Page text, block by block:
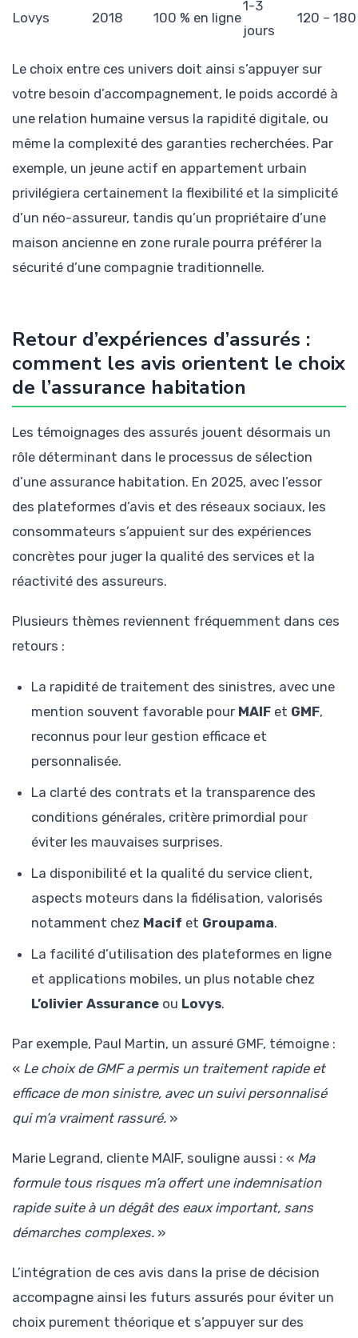
Lovys 2018 100 % en ligne
1-3
jours
120 – 180
Le choix entre ces univers doit ainsi s’appuyer sur
votre besoin d’accompagnement, le poids accordé à
une relation humaine versus la rapidité digitale, ou
même la complexité des garanties recherchées. Par
exemple, un jeune actif en appartement urbain
privilégiera certainement la flexibilité et la simplicité
d’un néo-assureur, tandis qu’un propriétaire d’une
maison ancienne en zone rurale pourra préférer la
sécurité d’une compagnie traditionnelle.
Retour d’expériences d’assurés :
comment les avis orientent le choix
de l’assurance habitation
Les témoignages des assurés jouent désormais un
rôle déterminant dans le processus de sélection
d’une assurance habitation. En 2025, avec l’essor
des plateformes d’avis et des réseaux sociaux, les
consommateurs s’appuient sur des expériences
concrètes pour juger la qualité des services et la
réactivité des assureurs.
Plusieurs thèmes reviennent fréquemment dans ces
retours :
La rapidité de traitement des sinistres, avec une
mention souvent favorable pour MAIF et GMF,
reconnus pour leur gestion efficace et
personnalisée.
La clarté des contrats et la transparence des
conditions générales, critère primordial pour
éviter les mauvaises surprises.
La disponibilité et la qualité du service client,
aspects moteurs dans la fidélisation, valorisés
notamment chez Macif et Groupama.
La facilité d’utilisation des plateformes en ligne
et applications mobiles, un plus notable chez
L’olivier Assurance ou Lovys.
Par exemple, Paul Martin, un assuré GMF, témoigne :
« Le choix de GMF a permis un traitement rapide et
efficace de mon sinistre, avec un suivi personnalisé
qui m’a vraiment rassuré. »
Marie Legrand, cliente MAIF, souligne aussi : « Ma
formule tous risques m’a offert une indemnisation
rapide suite à un dégât des eaux important, sans
démarches complexes. »
L’intégration de ces avis dans la prise de décision
accompagne ainsi les futurs assurés pour éviter un
choix purement théorique et s’appuyer sur des